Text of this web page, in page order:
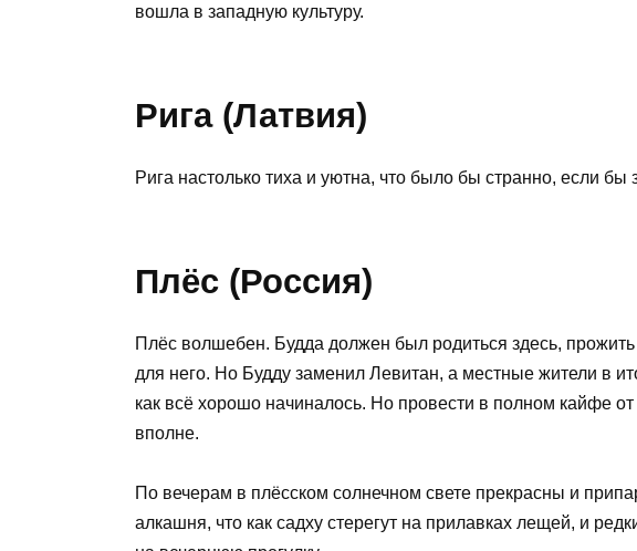
вошла в западную культуру.
Рига (Латвия)
Рига настолько тиха и уютна, что было бы странно, если бы
Плёс (Россия)
Плёс волшебен. Будда должен был родиться здесь,
для него. Но Будду заменил Левитан, а местные жители в
как всё хорошо начиналось. Но провести в полном кайфе
вполне.
По вечерам в плёсском солнечном свете прекрасны и
алкашня, что как садху стерегут на прилавках лещей, и